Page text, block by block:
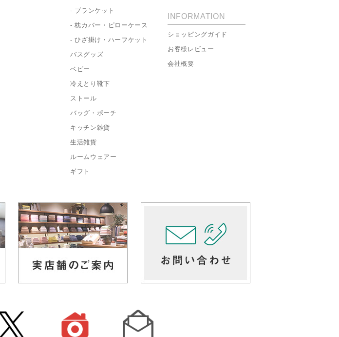
- ブランケット
- 枕カバー・ピローケース
- ひざ掛け・ハーフケット
バスグッズ
ベビー
冷えとり靴下
ストール
バッグ・ポーチ
キッチン雑貨
生活雑貨
ルームウェアー
ギフト
INFORMATION
ショッピングガイド
お客様レビュー
会社概要